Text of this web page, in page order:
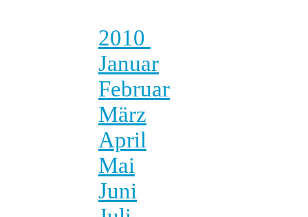
2010
Januar
Februar
März
April
Mai
Juni